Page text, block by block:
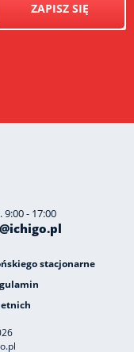
ZAPISZ SIĘ
- 17:00
stacjonarne